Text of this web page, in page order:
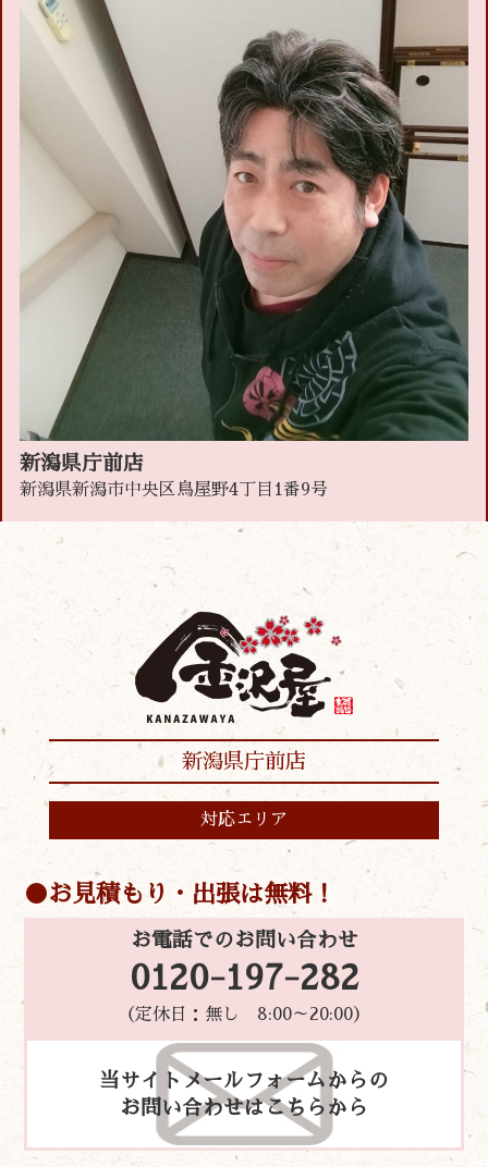
新潟県庁前店
新潟県新潟市中央区鳥屋野4丁目1番9号
新潟県庁前店
対応エリア
お見積もり・出張は無料！
お電話でのお問い合わせ
0120-197-282
（定休日：無し 8:00～20:00）
当サイトメールフォームからの
お問い合わせはこちらから